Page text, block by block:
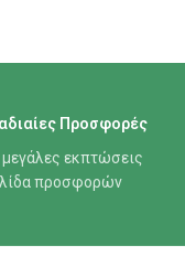
Προσφορές
μεγάλες εκπτώσεις
προσφορών